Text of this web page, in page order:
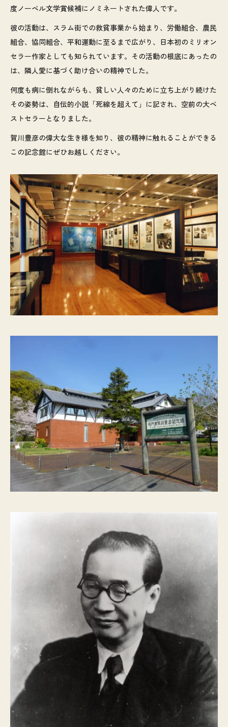
度ノーベル文学賞候補にノミネートされた偉人です。
彼の活動は、スラム街での救貧事業から始まり、労働組合、農民
組合、協同組合、平和運動に至るまで広がり、日本初のミリオン
セラー作家としても知られています。その活動の根底にあったの
は、隣人愛に基づく助け合いの精神でした。
何度も病に倒れながらも、貧しい人々のために立ち上がり続けた
その姿勢は、自伝的小説「死線を超えて」に記され、空前の大ベ
ストセラーとなりました。
賀川豊彦の偉大な生き様を知り、彼の精神に触れることができる
この記念館にぜひお越しください。